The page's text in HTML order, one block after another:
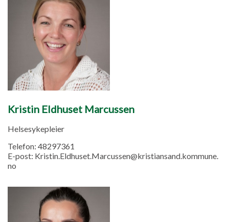
Kristin Eldhuset Marcussen
Helsesykepleier
Telefon: 48297361
E-post: Kristin.Eldhuset.Marcussen@kristiansand.kommune.
no